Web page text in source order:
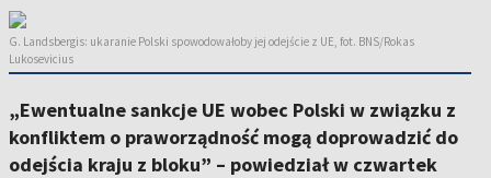
G. Landsbergis: ukaranie Polski spowodowałoby jej odejście z UE, fot. BNS/Rokas
Lukosevicius
„Ewentualne sankcje UE wobec Polski w związku z
konfliktem o praworządność mogą doprowadzić do
odejścia kraju z bloku” – powiedział w czwartek